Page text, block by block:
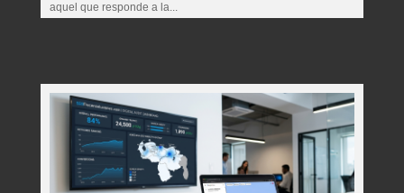
aquel que responde a la...